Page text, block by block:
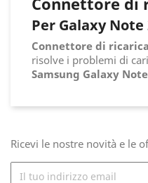
Per Galaxy Note
Connettore di ricarica
risolve i problemi di
Samsung Galaxy Note
Ricevi le nostre novità e le